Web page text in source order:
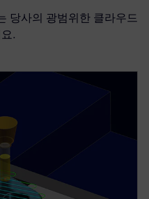
당사의 광범위한 클라우드
.